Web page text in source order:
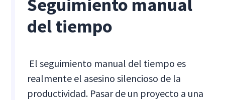
Seguimiento manual
del tiempo
‍ El seguimiento manual del tiempo es
realmente el asesino silencioso de la
productividad. Pasar de un proyecto a una